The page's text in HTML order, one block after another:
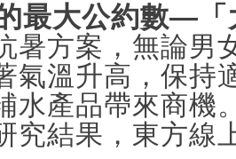
最大公約數—「
暑方案，無論男
氣溫升高，保持
水產品帶來商機
究結果，東方線